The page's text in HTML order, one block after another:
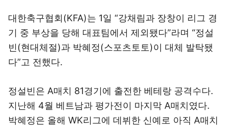
대한축구협회(KFA)는 1일 “강채림과 장창이 리그 경
기 중 부상을 당해 대표팀에서 제외됐다”라며 “정설
빈(현대체절)과 박혜정(스포츠토토)이 대체 발탁됐
다”고 전했다.
정설빈은 A매치 81경기에 출전한 베테랑 공격수다.
지난해 4월 베트남과 평가전이 마지막 A매치였다.
박혜정은 올해 WK리그에 데뷔한 신예로 아직 A매치